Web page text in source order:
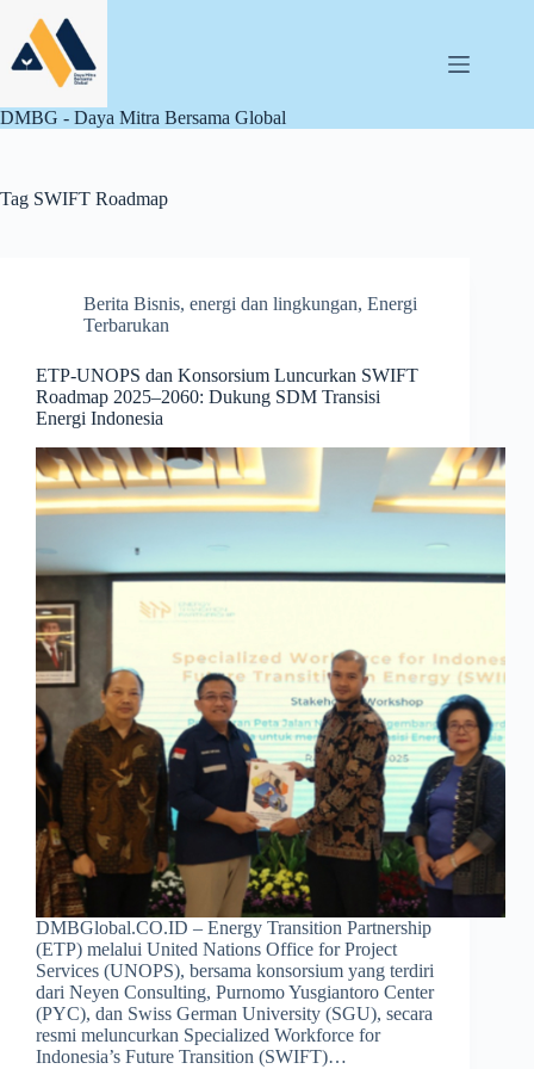
content
DMBG - Daya Mitra Bersama Global
Tag SWIFT Roadmap
Berita Bisnis, energi dan lingkungan, Energi
Terbarukan
ETP-UNOPS dan Konsorsium Luncurkan SWIFT
Roadmap 2025–2060: Dukung SDM Transisi
Energi Indonesia
DMBGlobal.CO.ID – Energy Transition Partnership
(ETP) melalui United Nations Office for Project
Services (UNOPS), bersama konsorsium yang terdiri
dari Neyen Consulting, Purnomo Yusgiantoro Center
(PYC), dan Swiss German University (SGU), secara
resmi meluncurkan Specialized Workforce for
Indonesia’s Future Transition (SWIFT)…